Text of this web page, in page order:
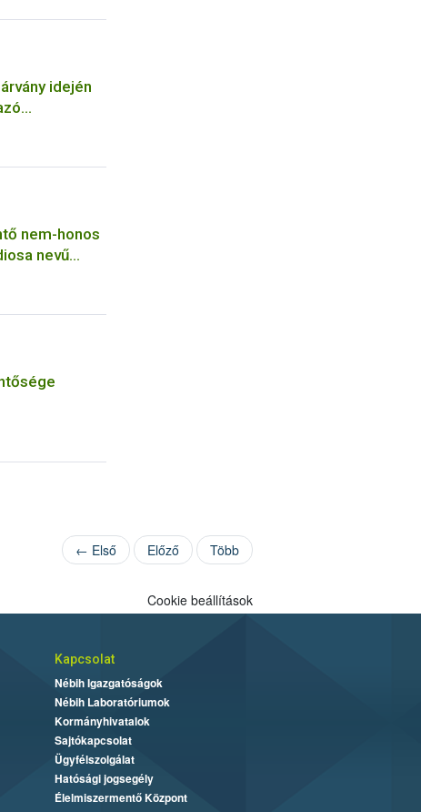
idején
nem-honos
nevű
← Első Előző Több
Cookie beállítások
Kapcsolat
Nébih Igazgatóságok
Nébih Laboratóriumok
Kormányhivatalok
Sajtókapcsolat
Ügyfélszolgálat
Hatósági jogsegély
Élelmiszermentő Központ